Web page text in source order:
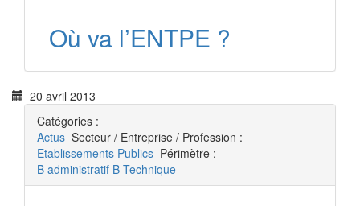
Où va l’ENTPE ?
20 avril 2013
Catégories :
Actus Secteur / Entreprise / Profession :
Etablissements Publics Périmètre :
B administratif B Technique